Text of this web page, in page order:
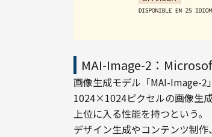
MAI-Image-2：
画像生成モデル「MAI-Image-2
1024×1024ピクセルの画像生
上位に入る性能を持つという。
デザイン生成やコンテンツ制